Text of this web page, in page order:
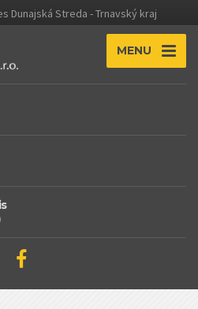
Dunajská Streda - Trnavský kraj
MENU